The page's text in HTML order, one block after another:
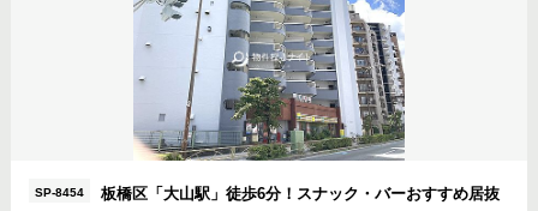
SP-8454
板橋区「大山駅」徒歩6分！スナック・バーおすすめ居抜